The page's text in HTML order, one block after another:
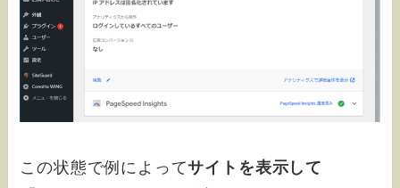
この状態で例によってサイトを表示して